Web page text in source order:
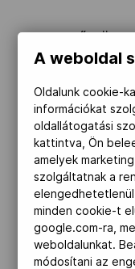
ELŐDÖNTŐ
(szombat)
DÖNTŐ, A 3.
A weboldal
Oldalunk cookie-
információkat
oldallátogatási
kattintva, Ön
amelyek
szolgáltatnak a
elengedhetetlenül
minden cookie-t
google.com-ra,
weboldalunkat.
módosítani az